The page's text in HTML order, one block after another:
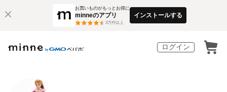
お買いものがもっとお得に
minneのアプリ
3万件以上
インストールする
ログイン